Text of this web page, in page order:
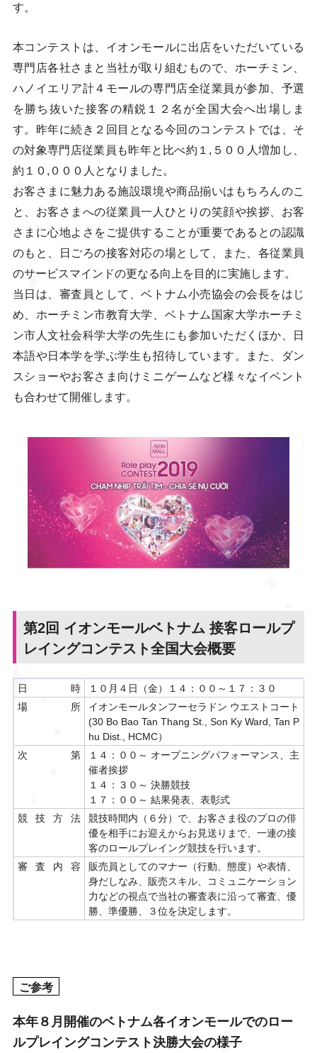
す。
本コンテストは、イオンモールに出店をいただいている
専門店各社さまと当社が取り組むもので、ホーチミン、
ハノイエリア計４モールの専門店全従業員が参加、予選
を勝ち抜いた接客の精鋭１２名が全国大会へ出場しま
す。昨年に続き２回目となる今回のコンテストでは、そ
の対象専門店従業員も昨年と比べ約１,５００人増加し、
約１０,０００人となりました。
お客さまに魅力ある施設環境や商品揃いはもちろんのこ
と、お客さまへの従業員一人ひとりの笑顔や挨拶、お客
さまに心地よさをご提供することが重要であるとの認識
のもと、日ごろの接客対応の場として、また、各従業員
のサービスマインドの更なる向上を目的に実施します。
当日は、審査員として、ベトナム小売協会の会長をはじ
め、ホーチミン市教育大学、ベトナム国家大学ホーチミ
ン市人文社会科学大学の先生にも参加いただくほか、日
本語や日本学を学ぶ学生も招待しています。また、ダン
スショーやお客さま向けミニゲームなど様々なイベント
も合わせて開催します。
第2回 イオンモールベトナム 接客ロールプ
レイングコンテスト全国大会概要
日時
１０月４日（金）１４：００～１７：３０
場所
イオンモールタンフーセラドン ウエストコート
(30 Bo Bao Tan Thang St., Son Ky Ward, Tan P
hu Dist., HCMC）
次第
１４：００～ オープニングパフォーマンス、主
催者挨拶
１４：３０～ 決勝競技
１７：００～ 結果発表、表彰式
競技方法
競技時間内（６分）で、お客さま役のプロの俳
優を相手にお迎えからお見送りまで、一連の接
客のロールプレイング競技を行います。
審査内容
販売員としてのマナー（行動、態度）や表情、
身だしなみ、販売スキル、コミュニケーション
力などの視点で当社の審査表に沿って審査、優
勝、準優勝、３位を決定します。
ご参考
本年８月開催のベトナム各イオンモールでのロー
ルプレイングコンテスト決勝大会の様子